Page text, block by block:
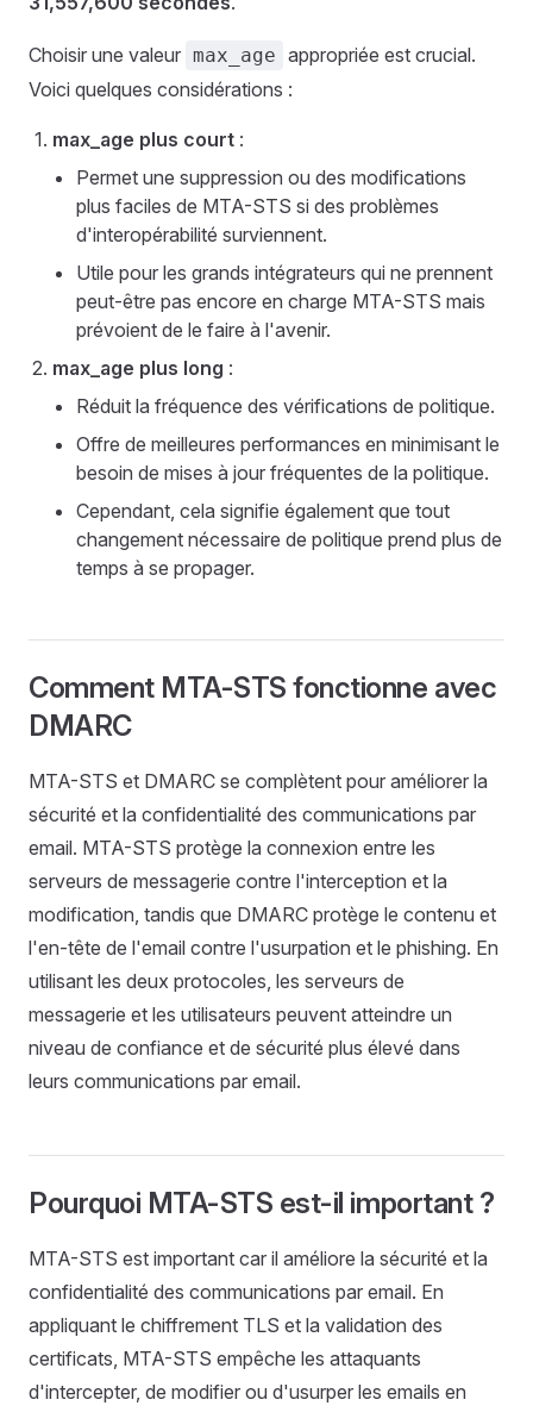
Choisir une valeur max_age appropriée est crucial.
Voici quelques considérations :
max_age plus court :
Permet une suppression ou des modifications
plus faciles de MTA-STS si des problèmes
d'interopérabilité surviennent.
Utile pour les grands intégrateurs qui ne prennent
peut-être pas encore en charge MTA-STS mais
prévoient de le faire à l'avenir.
max_age plus long :
Réduit la fréquence des vérifications de politique.
Offre de meilleures performances en minimisant le
besoin de mises à jour fréquentes de la politique.
Cependant, cela signifie également que tout
changement nécessaire de politique prend plus de
temps à se propager.
Comment MTA-STS fonctionne avec
DMARC
MTA-STS et DMARC se complètent pour améliorer la
sécurité et la confidentialité des communications par
email. MTA-STS protège la connexion entre les
serveurs de messagerie contre l'interception et la
modification, tandis que DMARC protège le contenu et
l'en-tête de l'email contre l'usurpation et le phishing. En
utilisant les deux protocoles, les serveurs de
messagerie et les utilisateurs peuvent atteindre un
niveau de confiance et de sécurité plus élevé dans
leurs communications par email.
Pourquoi MTA-STS est-il important ?
MTA-STS est important car il améliore la sécurité et la
confidentialité des communications par email. En
appliquant le chiffrement TLS et la validation des
certificats, MTA-STS empêche les attaquants
d'intercepter, de modifier ou d'usurper les emails en